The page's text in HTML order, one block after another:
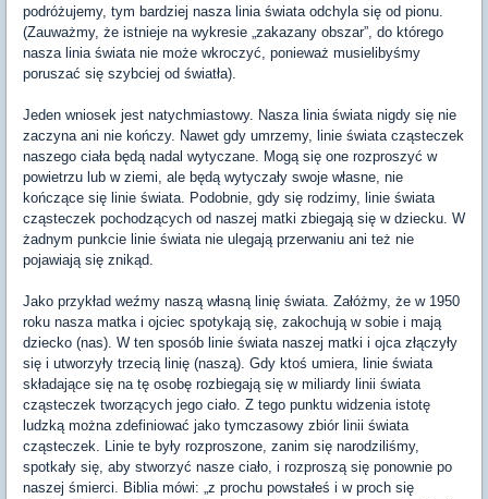
podróżujemy, tym bardziej nasza linia świata odchyla się od pionu.
(Zauważmy, że istnieje na wykresie „zakazany obszar”, do którego
nasza linia świata nie może wkroczyć, ponieważ musielibyśmy
poruszać się szybciej od światła).
Jeden wniosek jest natychmiastowy. Nasza linia świata nigdy się nie
zaczyna ani nie kończy. Nawet gdy umrzemy, linie świata cząsteczek
naszego ciała będą nadal wytyczane. Mogą się one rozproszyć w
powietrzu lub w ziemi, ale będą wytyczały swoje własne, nie
kończące się linie świata. Podobnie, gdy się rodzimy, linie świata
cząsteczek pochodzących od naszej matki zbiegają się w dziecku. W
żadnym punkcie linie świata nie ulegają przerwaniu ani też nie
pojawiają się znikąd.
Jako przykład weźmy naszą własną linię świata. Załóżmy, że w 1950
roku nasza matka i ojciec spotykają się, zakochują w sobie i mają
dziecko (nas). W ten sposób linie świata naszej matki i ojca złączyły
się i utworzyły trzecią linię (naszą). Gdy ktoś umiera, linie świata
składające się na tę osobę rozbiegają się w miliardy linii świata
cząsteczek tworzących jego ciało. Z tego punktu widzenia istotę
ludzką można zdefiniować jako tymczasowy zbiór linii świata
cząsteczek. Linie te były rozproszone, zanim się narodziliśmy,
spotkały się, aby stworzyć nasze ciało, i rozproszą się ponownie po
naszej śmierci. Biblia mówi: „z prochu powstałeś i w proch się